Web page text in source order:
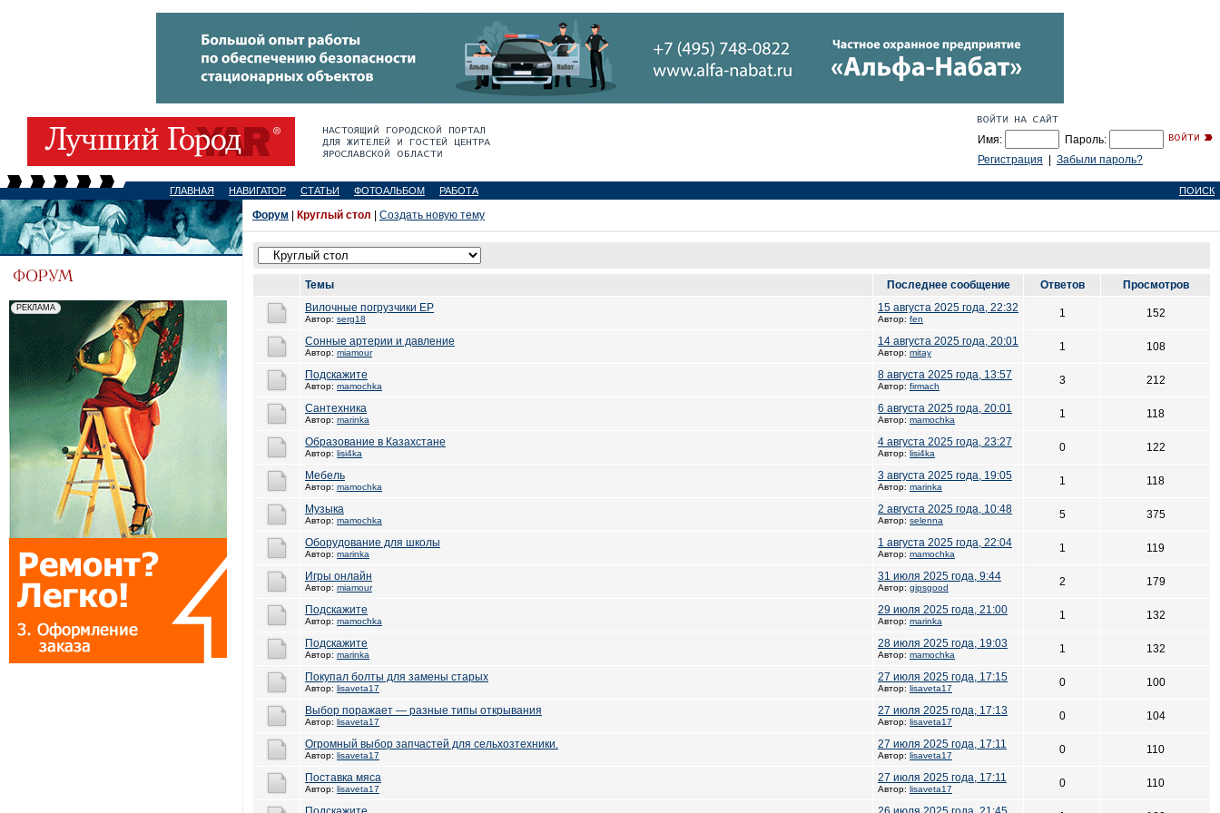
Имя:
Пароль:
Регистрация
Забыли пароль?
ГЛАВНАЯ НАВИГАТОР СТАТЬИ ФОТОАЛЬБОМ РАБОТА ПОИСК
Форум Круглый стол Создать новую тему
Темы Последнее сообщение Ответов
Просмотров
Вилочные погрузчики EP
Автор: serg18
15 августа 2025 года, 22:32
Автор: fen 1 152
Сонные артерии и давление
Автор: miamour
14 августа 2025 года, 20:01
Автор: mitay 1 108
Подскажите
Автор: mamochka
8 августа 2025 года, 13:57
Автор: firmach 3 212
Сантехника
Автор: marinka
6 августа 2025 года, 20:01
Автор: mamochka 1 118
Образование в Казахстане
Автор: lisi4ka
4 августа 2025 года, 23:27
Автор: lisi4ka 0 122
Мебель
Автор: mamochka
3 августа 2025 года, 19:05
Автор: marinka 1 118
Музыка
Автор: mamochka
2 августа 2025 года, 10:48
Автор: selenna 5 375
Оборудование для школы
Автор: marinka
1 августа 2025 года, 22:04
Автор: mamochka 1 119
Игры онлайн
Автор: miamour
31 июля 2025 года, 9:44
Автор: gipsgood 2 179
Подскажите
Автор: mamochka
29 июля 2025 года, 21:00
Автор: marinka 1 132
Подскажите
Автор: marinka
28 июля 2025 года, 19:03
Автор: mamochka 1 132
Покупал болты для замены старых
Автор: lisaveta17
27 июля 2025 года, 17:15
Автор: lisaveta17 0 100
Выбор поражает — разные типы открывания
Автор: lisaveta17
27 июля 2025 года, 17:13
Автор: lisaveta17 0 104
Огромный выбор запчастей для сельхозтехники.
Автор: lisaveta17
27 июля 2025 года, 17:11
Автор: lisaveta17 0 110
Поставка мяса
Автор: lisaveta17
27 июля 2025 года, 17:11
Автор: lisaveta17 0 110